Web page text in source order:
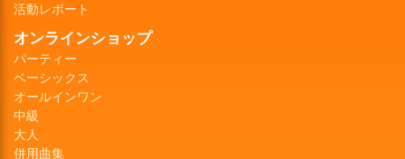
活動レポート
オンラインショップ
パーティー
ベーシックス
オールインワン
中級
大人
併用曲集